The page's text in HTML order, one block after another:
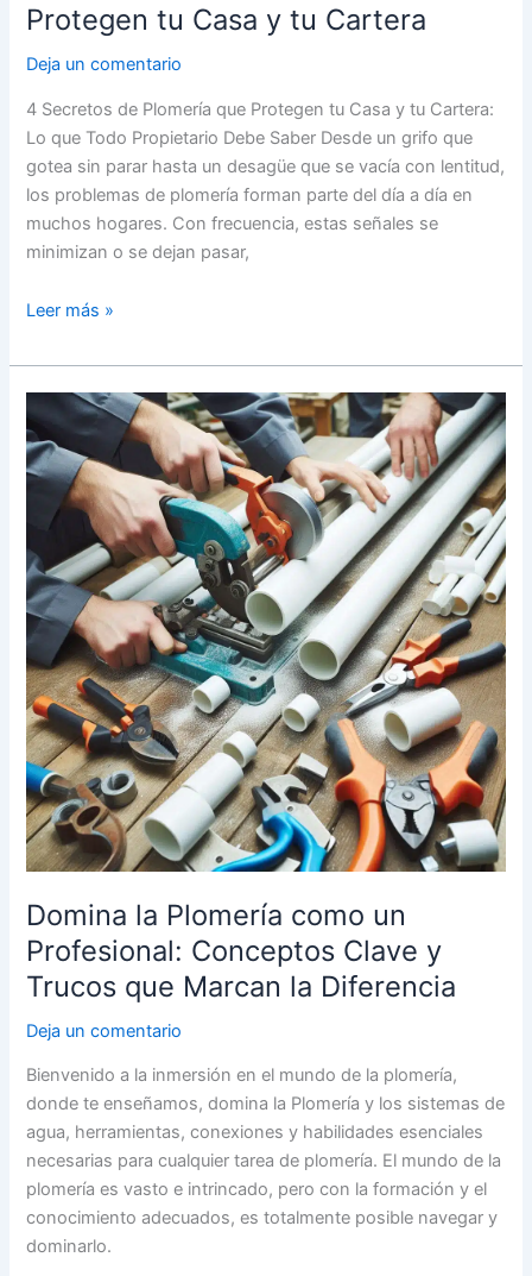
Protegen tu Casa y tu Cartera
Deja un comentario
4 Secretos de Plomería que Protegen tu Casa y tu Cartera:
Lo que Todo Propietario Debe Saber Desde un grifo que
gotea sin parar hasta un desagüe que se vacía con lentitud,
los problemas de plomería forman parte del día a día en
muchos hogares. Con frecuencia, estas señales se
minimizan o se dejan pasar,
Leer más »
Domina la Plomería como un
Profesional: Conceptos Clave y
Trucos que Marcan la Diferencia
Deja un comentario
Bienvenido a la inmersión en el mundo de la plomería,
donde te enseñamos, domina la Plomería y los sistemas de
agua, herramientas, conexiones y habilidades esenciales
necesarias para cualquier tarea de plomería. El mundo de la
plomería es vasto e intrincado, pero con la formación y el
conocimiento adecuados, es totalmente posible navegar y
dominarlo.
Domina
la
Plomería
como
Profesional:
Conceptos
Clave
y
Trucos
que
Marcan
la
Diferencia